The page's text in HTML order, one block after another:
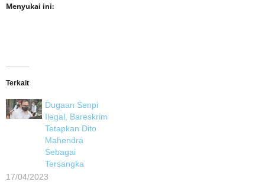
Menyukai ini:
Terkait
Dugaan Senpi
Ilegal, Bareskrim
Tetapkan Dito
Mahendra
Sebagai
Tersangka
17/04/2023